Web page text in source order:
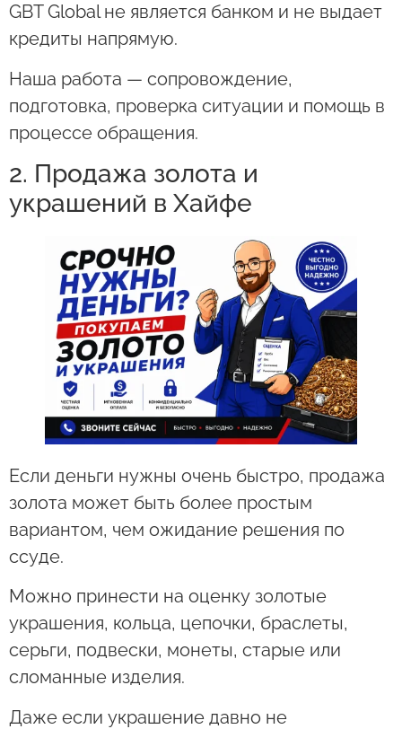
GBT Global не является банком и не выдает
кредиты напрямую.
Наша работа — сопровождение,
подготовка, проверка ситуации и помощь в
процессе обращения.
2. Продажа золота и
украшений в Хайфе
Если деньги нужны очень быстро, продажа
золота может быть более простым
вариантом, чем ожидание решения по
ссуде.
Можно принести на оценку золотые
украшения, кольца, цепочки, браслеты,
серьги, подвески, монеты, старые или
сломанные изделия.
Даже если украшение давно не